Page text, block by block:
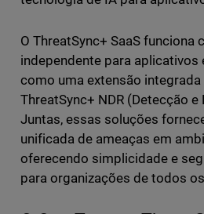
O ThreatSync+ SaaS funciona
independente para aplicativos
como uma extensão
ThreatSync+ NDR (Detecção e
Juntas, essas soluções
unificada de ameaças em
oferecendo simplicidade e
para organizações de todos